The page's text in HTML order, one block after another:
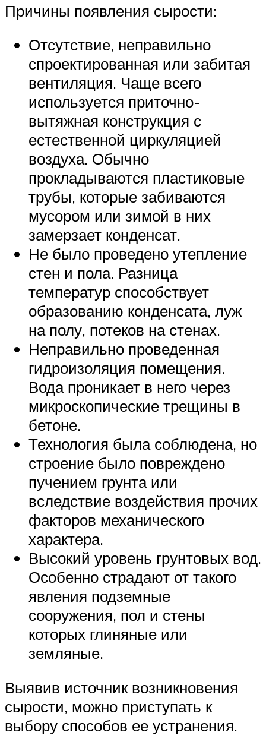
Причины появления сырости:
Отсутствие, неправильно
спроектированная или забитая
вентиляция. Чаще всего
используется приточно-
вытяжная конструкция с
естественной циркуляцией
воздуха. Обычно
прокладываются пластиковые
трубы, которые забиваются
мусором или зимой в них
замерзает конденсат.
Не было проведено утепление
стен и пола. Разница
температур способствует
образованию конденсата, луж
на полу, потеков на стенах.
Неправильно проведенная
гидроизоляция помещения.
Вода проникает в него через
микроскопические трещины в
бетоне.
Технология была соблюдена, но
строение было повреждено
пучением грунта или
вследствие воздействия прочих
факторов механического
характера.
Высокий уровень грунтовых вод.
Особенно страдают от такого
явления подземные
сооружения, пол и стены
которых глиняные или
земляные.
Выявив источник возникновения
сырости, можно приступать к
выбору способов ее устранения.